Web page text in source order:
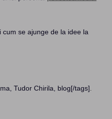
se ajunge de la idee la
Tudor Chirila, blog[/tags]